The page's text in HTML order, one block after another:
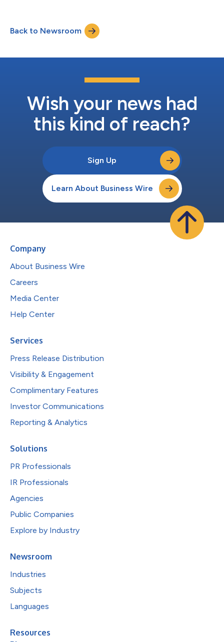
gestion du risque de change pour accompagner les
transactions du Vålerenga Fotball AS. De plus, sa plateforme
primée permettra au club de gérer ses paie...
Back to Newsroom
Wish your news had
this kind of reach?
Sign Up
Learn About Business Wire
Company
About Business Wire
Careers
Media Center
Help Center
Services
Press Release Distribution
Visibility & Engagement
Complimentary Features
Investor Communications
Reporting & Analytics
Solutions
PR Professionals
IR Professionals
Agencies
Public Companies
Explore by Industry
Newsroom
Industries
Subjects
Languages
Resources